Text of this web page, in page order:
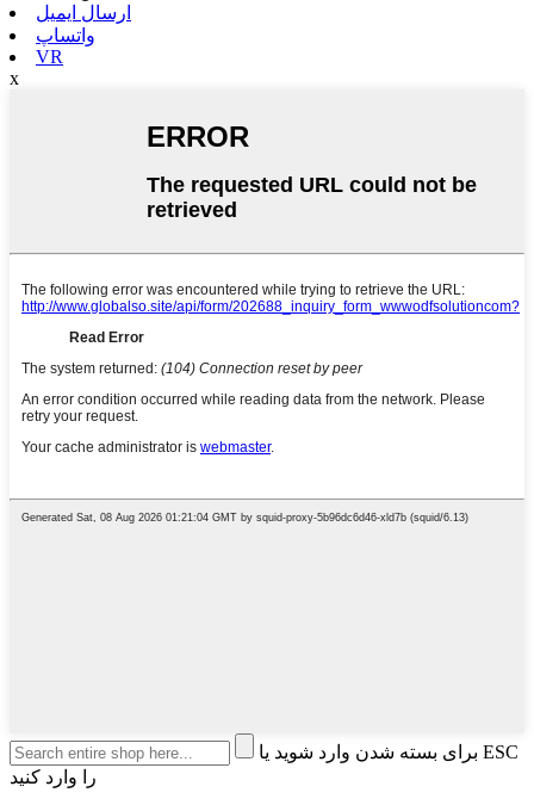
ارسال ایمیل
واتساپ
VR
x
برای بسته شدن وارد شوید یا ESC
را وارد کنید